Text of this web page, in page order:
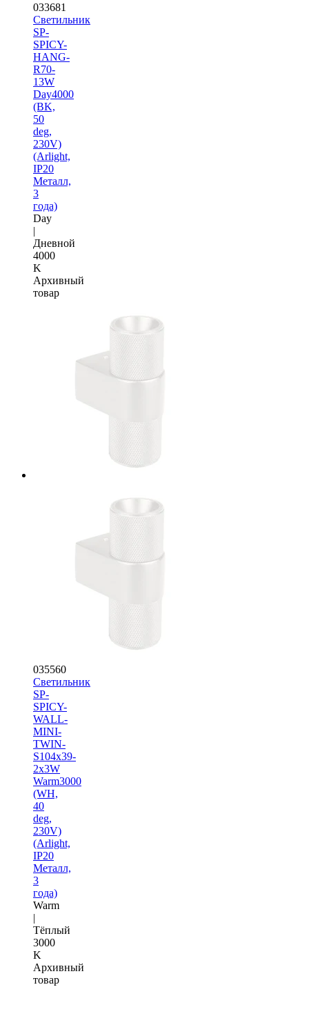
033681
Светильник
SP-
SPICY-
HANG-
R70-
13W
Day4000
(BK,
50
deg,
230V)
(Arlight,
IP20
Металл,
3
года)
Day
|
Дневной
4000
K
Архивный
товар
035560
Светильник
SP-
SPICY-
WALL-
MINI-
TWIN-
S104x39-
2x3W
Warm3000
(WH,
40
deg,
230V)
(Arlight,
IP20
Металл,
3
года)
Warm
|
Тёплый
3000
K
Архивный
товар